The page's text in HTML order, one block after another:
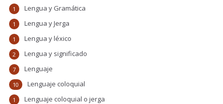
Lengua y Gramática
1
Lengua y Jerga
1
Lengua y léxico
1
Lengua y significado
2
Lenguaje
7
Lenguaje coloquial
10
Lenguaje coloquial o jerga
1